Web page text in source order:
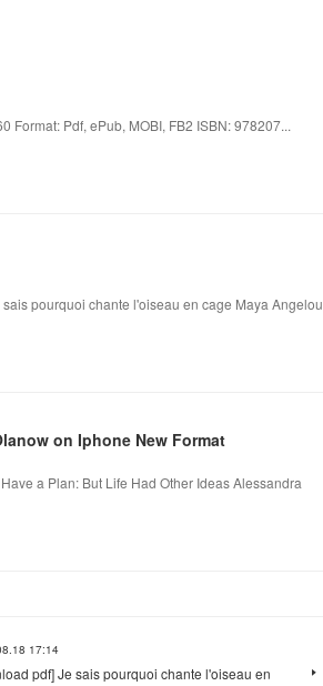
Pdf, ePub, MOBI, FB2 ISBN: 978207...
pourquoi chante l'oiseau en cage Maya Angelou
on Iphone New Format
a Plan: But Life Had Other Ideas Alessandra
17:14
pdf] Je sais pourquoi chante l'oiseau en